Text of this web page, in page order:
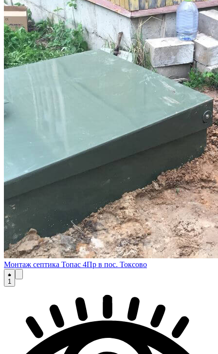
Монтаж септика Топас 4Пр в пос. Токсово
1